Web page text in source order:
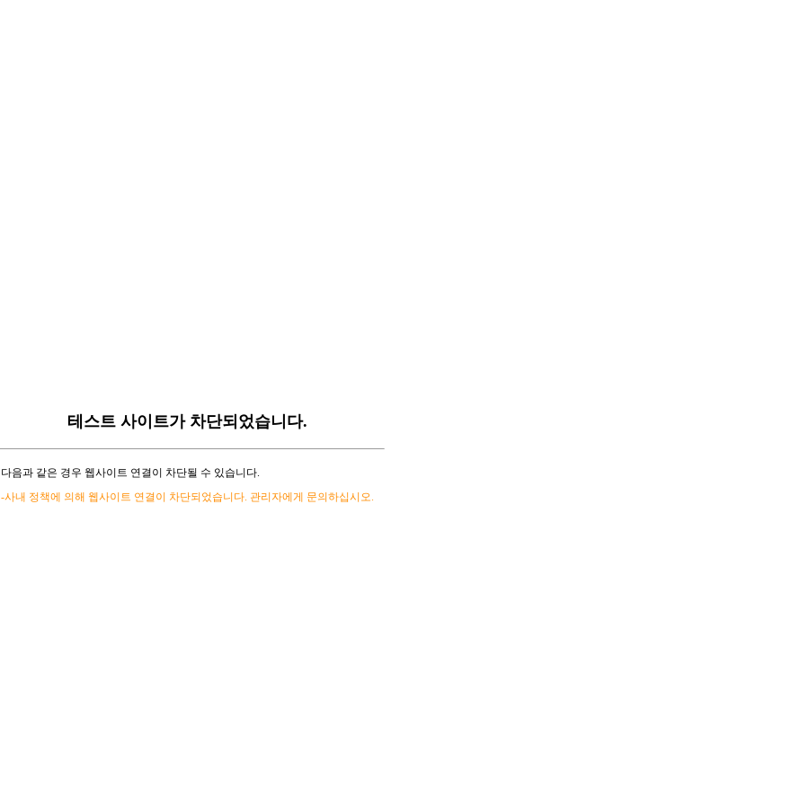
테스트 사이트가 차단되었습니다.
다음과 같은 경우 웹사이트 연결이 차단될 수 있습니다.
-사내 정책에 의해 웹사이트 연결이 차단되었습니다. 관리자에게 문의하십시오.